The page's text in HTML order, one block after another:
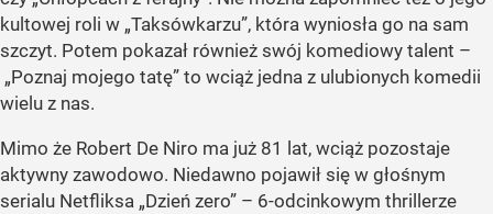
kultowej roli w „Taksówkarzu”, która wyniosła go na sam
szczyt. Potem pokazał również swój komediowy talent –
„Poznaj mojego tatę” to wciąż jedna z ulubionych komedii
wielu z nas.
Mimo że Robert De Niro ma już 81 lat, wciąż pozostaje
aktywny zawodowo. Niedawno pojawił się w głośnym
serialu Netfliksa „Dzień zero” – 6-odcinkowym thrillerze